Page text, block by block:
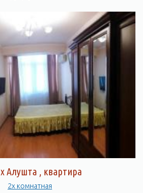
Алушта , квартира
2х комнатная